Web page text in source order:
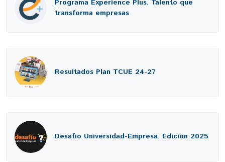
Programa Experience Plus. Talento que
transforma empresas
Resultados Plan TCUE 24-27
Desafío Universidad-Empresa. Edición 2025